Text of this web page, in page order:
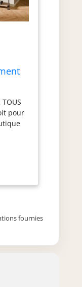
TOUS
pour
bois
–
les
au
fournies